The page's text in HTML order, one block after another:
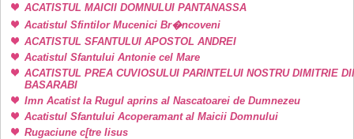
ACATISTUL MAICII DOMNULUI PANTANASSA
Acatistul Sfintilor Mucenici Br�ncoveni
ACATISTUL SFANTULUI APOSTOL ANDREI
Acatistul Sfantului Antonie cel Mare
ACATISTUL PREA CUVIOSULUI PARINTELUI NOSTRU DIMITRIE
BASARABI
Imn Acatist la Rugul aprins al Nascatoarei de Dumnezeu
Acatistul Sfantului Acoperamant al Maicii Domnului
Rugaciune c[tre Iisus